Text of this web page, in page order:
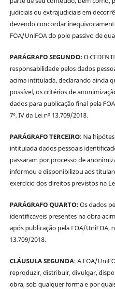
judiciais ou extrajudiciais em
devendo concordar
FOA/UniFOA do polo passivo de
PARÁGRAFO SEGUNDO:O
responsabilidade pelos dados
acima intitulada, declarando ainda
possível, os critérios de
dados para publicação final pela
7º, IV da Lei nº 13.709/2018.
PARÁGRAFO TERCEIRO: Na
intitulada dados pessoais
passaram por processo de
informou e disponibilizou aos
exercício dos direitos previstos na
PARÁGRAFO QUARTO:Os dados
identificáveis presentes na obra
após publicação pela FOA/UniFOA,
13.709/2018.
CLÁUSULA SEGUNDA: A FOA/
reproduzir, distribuir, divulgar,
obra, sob qualquer forma e por